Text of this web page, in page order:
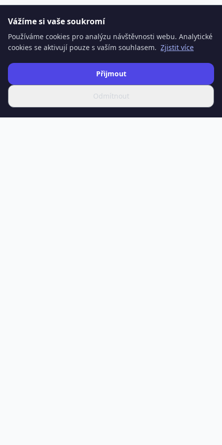
Vážíme si vaše soukromí
Používáme cookies pro analýzu návštěvnosti webu. Analytické
cookies se aktivují pouze s vaším souhlasem. Zjistit více
Odmítnout
Přijmout